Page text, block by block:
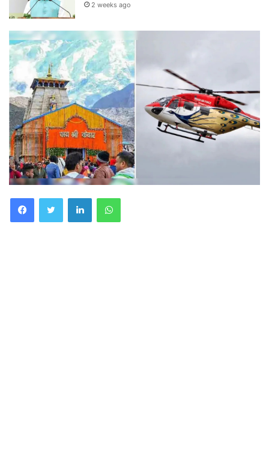
FacebookTwitter LinkedInWhatsApp
2 weeks ago